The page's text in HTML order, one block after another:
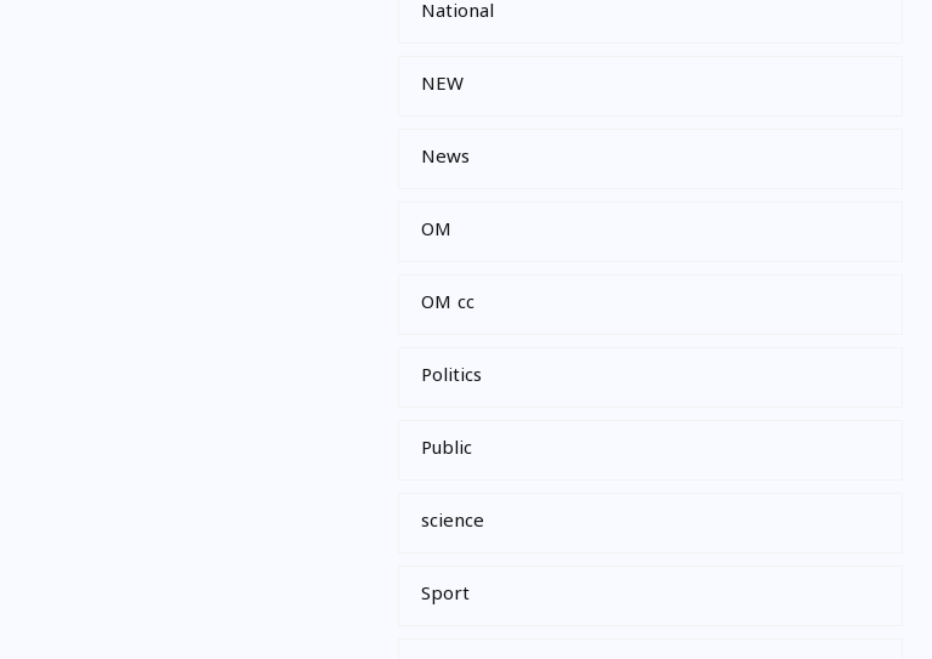
National
NEW
News
OM
OM cc
Politics
Public
science
Sport